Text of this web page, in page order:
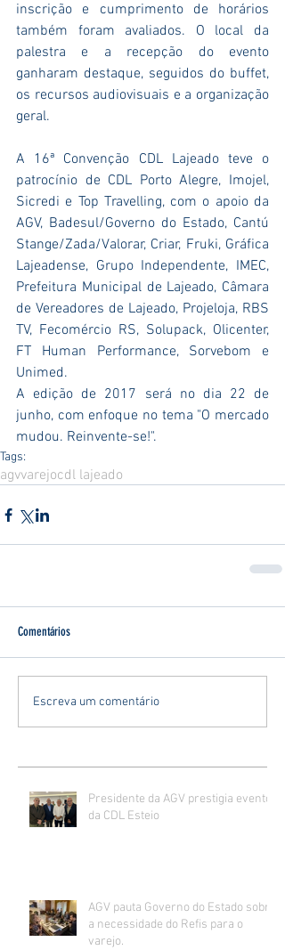
inscrição e cumprimento de horários
também foram avaliados. O local da
palestra e a recepção do evento
ganharam destaque, seguidos do buffet,
os recursos audiovisuais e a organização
geral.
A 16ª Convenção CDL Lajeado teve o
patrocínio de CDL Porto Alegre, Imojel,
Sicredi e Top Travelling, com o apoio da
AGV, Badesul/Governo do Estado, Cantú
Stange/Zada/Valorar, Criar, Fruki, Gráfica
Lajeadense, Grupo Independente, IMEC,
Prefeitura Municipal de Lajeado, Câmara
de Vereadores de Lajeado, Projeloja, RBS
TV, Fecomércio RS, Solupack, Olicenter,
FT Human Performance, Sorvebom e
Unimed.
A edição de 2017 será no dia 22 de
junho, com enfoque no tema "O mercado
mudou. Reinvente-se!".
Tags:
agvvarejocdl lajeado
Comentários
Escreva um comentário
Presidente da AGV prestigia evento
da CDL Esteio
AGV pauta Governo do Estado sobre
a necessidade do Refis para o
varejo.